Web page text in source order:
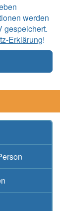
werden
gespeichert.
Erklärung!